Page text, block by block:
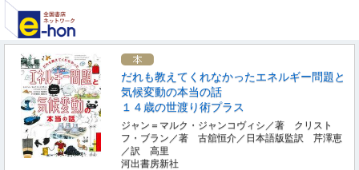
だれも教えてくれなかったエネルギー問題と
気候変動の本当の話
１４歳の世渡り術プラス
ジャン＝マルク・ジャンコヴィシ／著 クリスト
フ・ブラン／著 古舘恒介／日本語版監訳 芹澤恵
／訳 高里
河出書房新社